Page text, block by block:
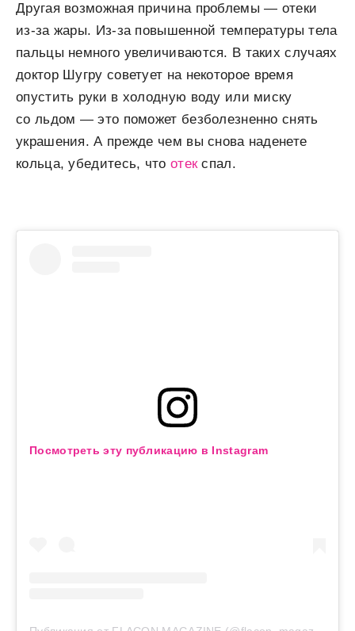
Другая возможная причина проблемы — отеки
из-за жары. Из-за повышенной температуры тела
пальцы немного увеличиваются. В таких случаях
доктор Шугру советует на некоторое время
опустить руки в холодную воду или миску
со льдом — это поможет безболезненно снять
украшения. А прежде чем вы снова наденете
кольца, убедитесь, что отекспал.
Посмотреть эту публикацию в Instagram